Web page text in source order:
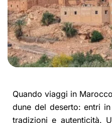
Quando viaggi in
dune del deserto: entri
tradizioni e autenticità.